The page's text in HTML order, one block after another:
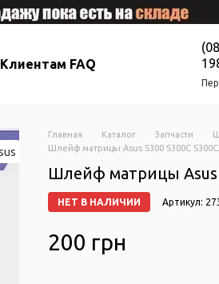
Клиентам FAQ
Главная Каталог Запчасти
Шлейф матрицы Asus S300 S300C
Шлейф матрицы Asus
НЕТ В НАЛИЧИИ Артикул:
200 грн